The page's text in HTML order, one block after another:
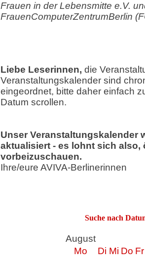
Frauen in der Lebensmitte e.V.
FrauenComputerZentrumBerlin
Liebe Leserinnen, die
Veranstaltungskalender sind
eingeordnet, bitte daher einfach
Datum scrollen.
Unser Veranstaltungskalender
aktualisiert - es lohnt sich also,
vorbeizuschauen.
Ihre/eure AVIVA-Berlinerinnen
Suche nach
August
Mo
Di Mi Do Fr